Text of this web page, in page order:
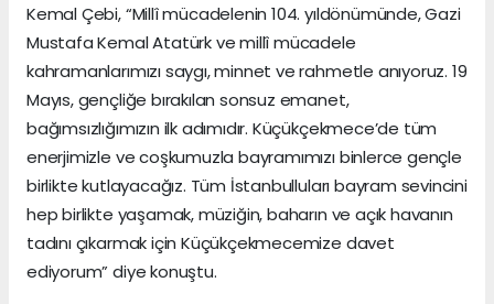
Kemal Çebi, “Millî mücadelenin 104. yıldönümünde, Gazi
Mustafa Kemal Atatürk ve millî mücadele
kahramanlarımızı saygı, minnet ve rahmetle anıyoruz. 19
Mayıs, gençliğe bırakılan sonsuz emanet,
bağımsızlığımızın ilk adımıdır. Küçükçekmece’de tüm
enerjimizle ve coşkumuzla bayramımızı binlerce gençle
birlikte kutlayacağız. Tüm İstanbulluları bayram sevincini
hep birlikte yaşamak, müziğin, baharın ve açık havanın
tadını çıkarmak için Küçükçekmecemize davet
ediyorum” diye konuştu.